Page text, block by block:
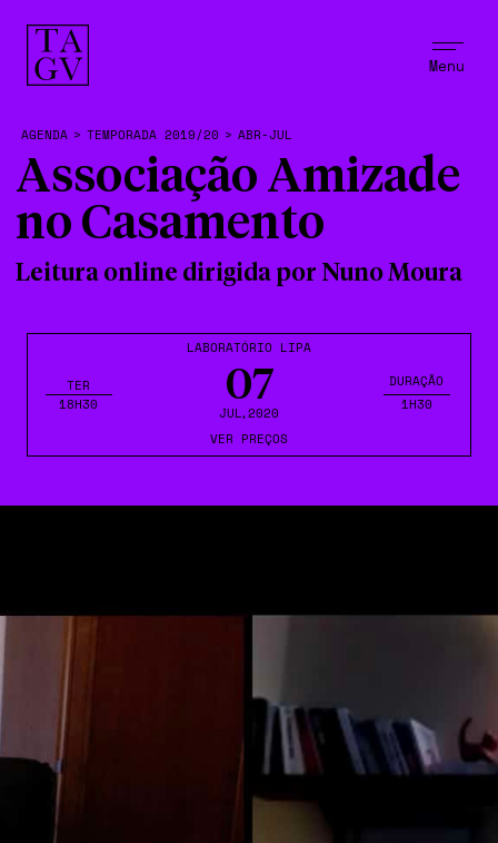
Menu
LABORATÓRIO LIPA
07
JUL,2020
TER
18H30
DURAÇÃO
1H30
VER PREÇOS
AGENDA > TEMPORADA 2019/20 > ABR-JUL
Associação Amizade
no Casamento
Leitura online dirigida por Nuno Moura